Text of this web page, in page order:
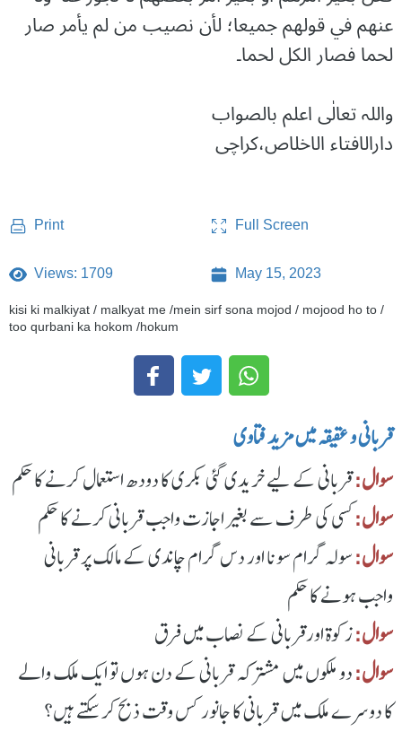
عنهم في قولهم جميعا؛ لأن نصيب من لم يأمر صار
لحما فصار الكل لحما۔
واللہ تعالٰی اعلم بالصواب
دارالافتاء الاخلاص،کراچی
Print Full Screen
Views: 1709 May 15, 2023
kisi ki malkiyat / malkyat me /mein sirf sona mojod / mojood ho to /
too qurbani ka hokom /hokum
قربانی و عقیقہ میں مزید فتاوی
سوال:قربانی کے لیے خریدی گئی بکری کا دودھ استعمال کرنے کا حکم
سوال:کسی کی طرف سے بغیر اجازت واجب قربانی کرنے کا حکم
سوال:سولہ گرام سونا اور دس گرام چاندی کے مالک پر قربانی
واجب ہونے کا حکم
سوال:زکوة اورقربانی کے نصاب میں فرق
سوال:دو ملکوں میں مشترکہ قربانی کے دن ہوں تو ایک ملک والے
کا دوسرے ملک میں قربانی کا جانور کس وقت ذبح کرسکتے ہیں؟